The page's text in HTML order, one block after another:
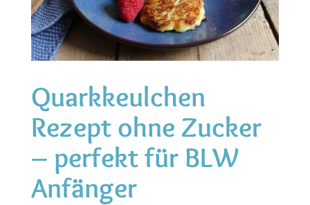
Quarkkeulchen
Rezept ohne Zucker
– perfekt für BLW
Anfänger